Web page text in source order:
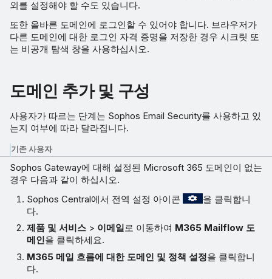
외를 설정해야 할 수도 있습니다.
또한 올바른 도메인에 로그인할 수 있어야 합니다. 브라우저가
다른 도메인에 대한 로그인 자격 증명을 저장한 경우 시크릿 또
는 비공개 탐색 창을 사용하십시오.
도메인 추가 및 구성
사용자가 따르는 단계는 Sophos Email Security를 사용하고 있
는지 여부에 따라 달라집니다.
기존 사용자
Sophos Gateway에 대해 설정된 Microsoft 365 도메인이 없는
경우 다음과 같이 하십시오.
Sophos Central에서 전역 설정 아이콘
을 클릭합니
다.
제품 및 서비스 > 이메일로 이동하여 M365 Mailflow 도
메인을 클릭하세요.
M365 메일 흐름에 대한 도메인 및 정책 설정을 클릭합니
다.